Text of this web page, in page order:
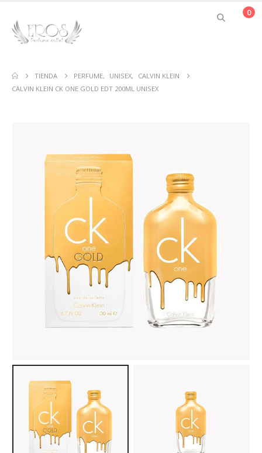
0
TIENDA PERFUME, UNISEX,
CALVIN KLEIN
CALVIN KLEIN CK ONE GOLD EDT 200ML UNISEX